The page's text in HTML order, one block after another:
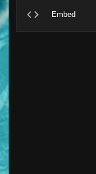
Embed